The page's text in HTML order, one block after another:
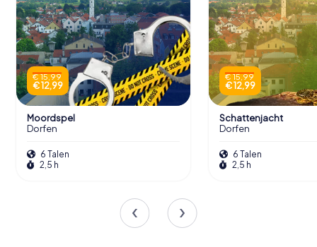
€ 15,99
€ 12,99
Moordspel
Dorfen
6 Talen
2,5 h
€ 15,99
€ 12,99
Schattenjacht
Dorfen
6 Talen
2,5 h